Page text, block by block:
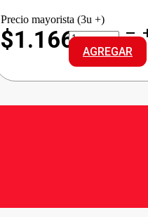
Precio mayorista (3u +)
$1.166LUX
J/TOCADOR
JAZMIN
cantidad
AGREGAR